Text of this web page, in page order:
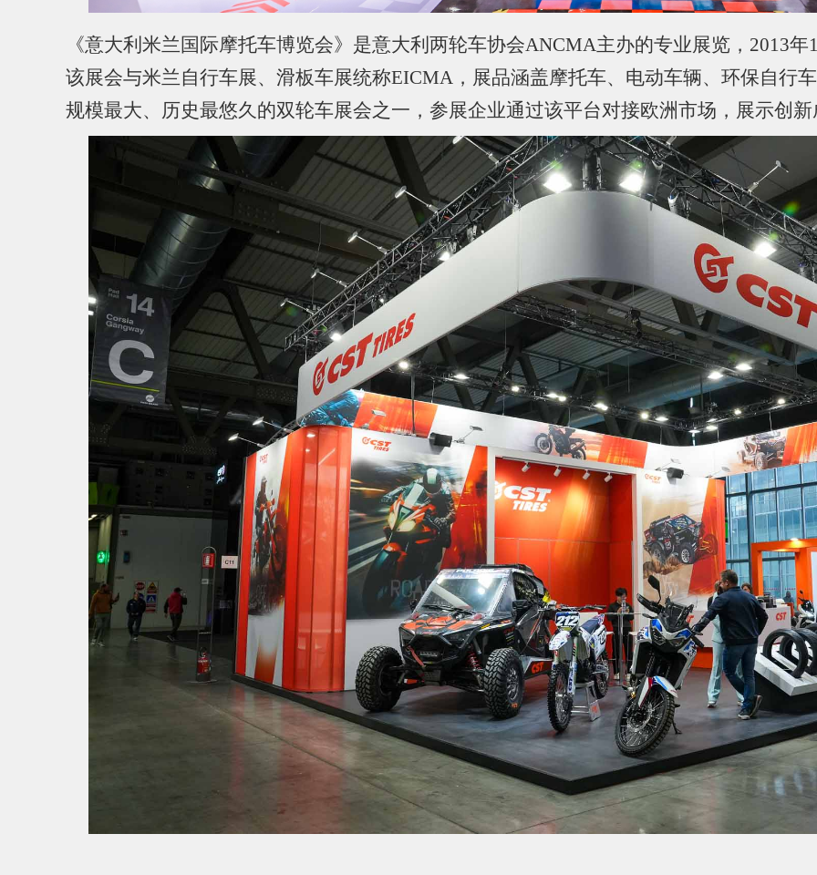
《意大利米兰国际摩托车博览会》是意大利两轮车协会ANCMA主办的专业展览，2013
该展会与米兰自行车展、滑板车展统称EICMA，展品涵盖摩托车、电动车辆、环保自行
规模最大、历史最悠久的双轮车展会之一，参展企业通过该平台对接欧洲市场，展示创新